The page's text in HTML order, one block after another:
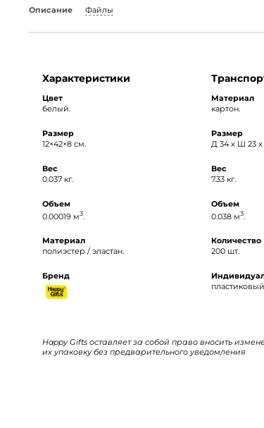
Описание Файлы
Характеристики
Цвет
белый.
Размер
12×42×8 см.
Вес
0.037 кг.
Объем
0.00019 м3
Материал
полиэстер / эластан.
Бренд
Материал
картон.
Размер
Д 34 x Ш 23 x
Вес
7.33 кг.
Объем
0.038 м3.
Количество
200 шт.
Happy Gifts оставляет за собой право вносить
их упаковку без предварительного уведомления